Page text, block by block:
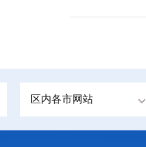
区内各市网站